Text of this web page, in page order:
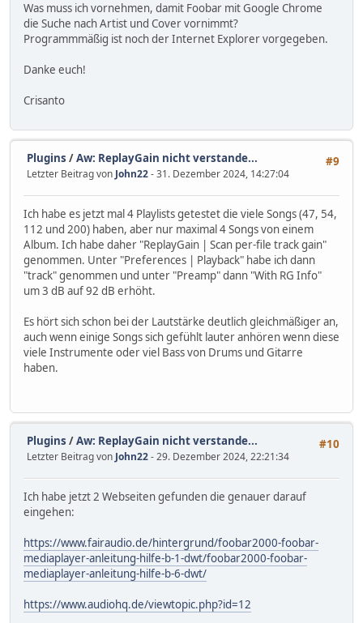
Was muss ich vornehmen, damit Foobar mit Google Chrome
die Suche nach Artist und Cover vornimmt?
Programmmäßig ist noch der Internet Explorer vorgegeben.
Danke euch!
Crisanto
#9
Plugins /Aw: ReplayGain nicht verstande...
Letzter Beitrag von John22- 31. Dezember 2024, 14:27:04
Ich habe es jetzt mal 4 Playlists getestet die viele Songs (47, 54,
112 und 200) haben, aber nur maximal 4 Songs von einem
Album. Ich habe daher "ReplayGain | Scan per-file track gain"
genommen. Unter "Preferences | Playback" habe ich dann
"track" genommen und unter "Preamp" dann "With RG Info"
um 3 dB auf 92 dB erhöht.
Es hört sich schon bei der Lautstärke deutlich gleichmäßiger an,
auch wenn einige Songs sich gefühlt lauter anhören wenn diese
viele Instrumente oder viel Bass von Drums und Gitarre
haben.
#10
Plugins /Aw: ReplayGain nicht verstande...
Letzter Beitrag von John22- 29. Dezember 2024, 22:21:34
Ich habe jetzt 2 Webseiten gefunden die genauer darauf
eingehen:
https://www.fairaudio.de/hintergrund/foobar2000-foobar-
mediaplayer-anleitung-hilfe-b-1-dwt/foobar2000-foobar-
mediaplayer-anleitung-hilfe-b-6-dwt/
https://www.audiohq.de/viewtopic.php?id=12